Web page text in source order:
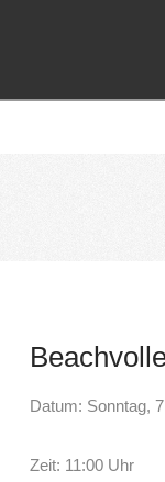
Datum: Sonntag,
Zeit: 11:00 Uhr